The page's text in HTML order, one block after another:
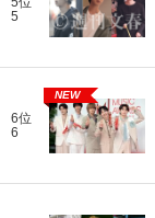
5
6位
6
NEW